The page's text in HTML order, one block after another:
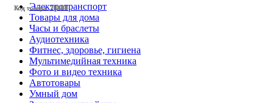
Код товара: 28556
Код товара: 28545
Код товара: 28542
Код товара: 28541
Код товара: 28488
Код товара: 28365
Код товара: 27091
Код товара: 26426
Код товара: 26425
Код товара: 26283
Код товара: 25235
Код товара: 25222
Электротранспорт
Товары для дома
Часы и браслеты
Аудиотехника
Фитнес, здоровье, гигиена
Мультимедийная техника
Фото и видео техника
Автотовары
Умный дом